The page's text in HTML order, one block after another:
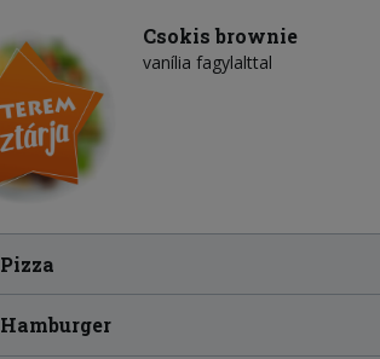
Csokis brownie
vanília fagylalttal
Pizza
Hamburger